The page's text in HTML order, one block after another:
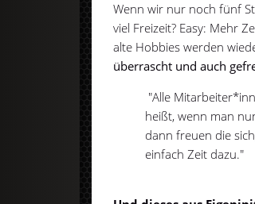
Wenn wir nur noch fünf
viel Freizeit? Easy: Mehr
alte Hobbies werden
überrascht und auch
"Alle
heißt, wenn man
dann freuen die
einfach Zeit dazu."